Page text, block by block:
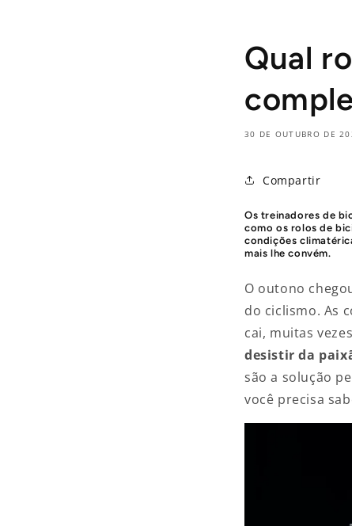
Qual
30 DE OUTUBRO DE
Compartir
Os treinadores de
como os rolos de
condições
mais lhe convém.
O outono
do ciclismo. As
cai, muitas
desistir da
são a solução
você precisa